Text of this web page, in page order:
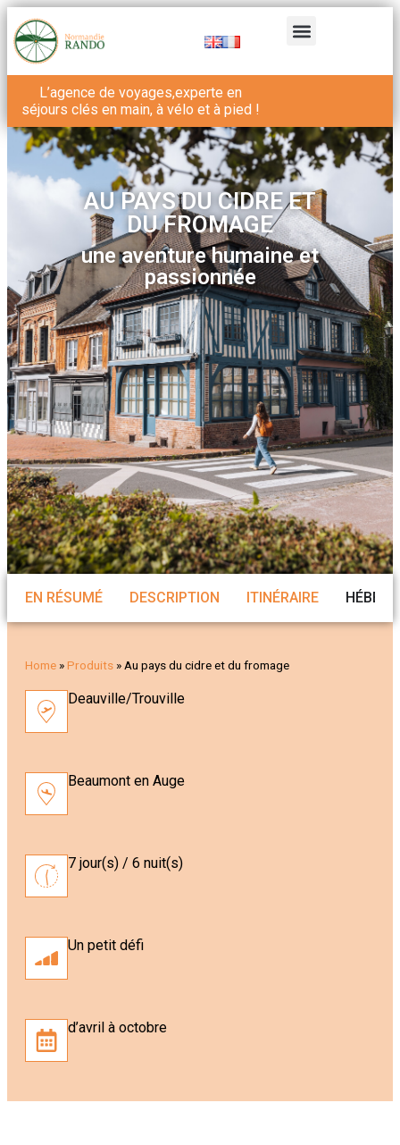
L’agence de voyages,experte en
séjours clés en main, à vélo et à pied !
AU PAYS DU CIDRE ET
DU FROMAGE
une aventure humaine et
passionnée
EN RÉSUMÉ DESCRIPTION ITINÉRAIRE
Home »Produits » Au pays du cidre et du fromage
Deauville/Trouville
Beaumont en Auge
7 jour(s) / 6 nuit(s)
Un petit défi
d’avril à octobre